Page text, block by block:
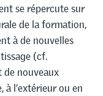
se répercute sur
de la formation,
à de nouvelles
(cf.
de nouveaux
à l’extérieur ou en